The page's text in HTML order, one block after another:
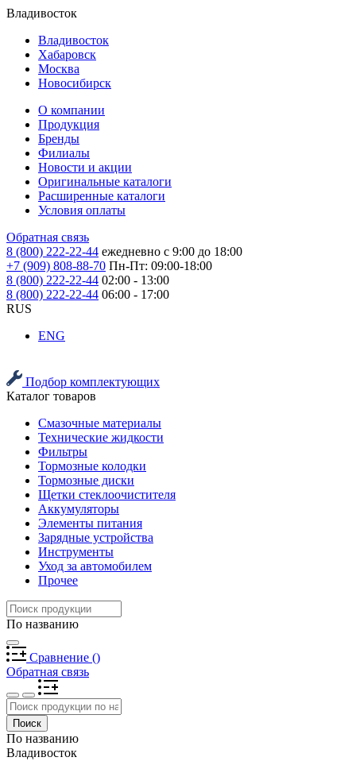
Владивосток
Владивосток
Хабаровск
Москва
Новосибирск
О компании
Продукция
Бренды
Филиалы
Новости и акции
Оригинальные каталоги
Расширенные каталоги
Условия оплаты
Обратная связь
8 (800) 222-22-44 ежедневно с 9:00 до 18:00
+7 (909) 808-88-70 Пн-Пт: 09:00-18:00
8 (800) 222-22-44 02:00 - 13:00
8 (800) 222-22-44 06:00 - 17:00
RUS
ENG
Подбор комплектующих
Каталог товаров
Смазочные материалы
Технические жидкости
Фильтры
Тормозные колодки
Тормозные диски
Щетки стеклоочистителя
Аккумуляторы
Элементы питания
Зарядные устройства
Инструменты
Уход за автомобилем
Прочее
По названию
Сравнение ()
Обратная связь
Поиск
По названию
Владивосток